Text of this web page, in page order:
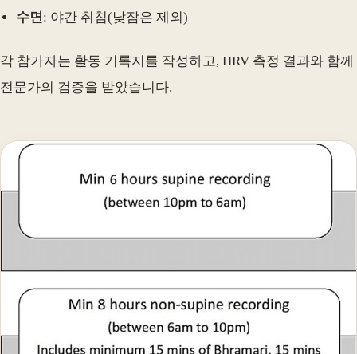
수면: 야간 취침(낮잠은 제외)
각 참가자는 활동 기록지를 작성하고, HRV 측정 결과와 함께
전문가의 검증을 받았습니다.